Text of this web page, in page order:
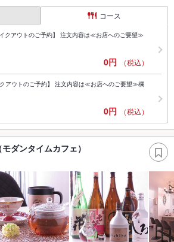
コース
クアウトのご予約】 注文内容は≪お店へのご要望≫
0円 （税込）
アウトのご予約】 注文内容は≪お店へのご要望≫欄
0円 （税込）
ンタイムカフェ）